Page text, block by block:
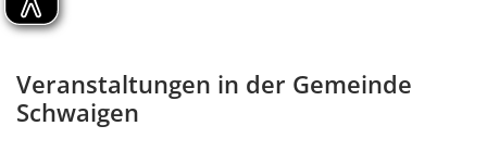
Veranstaltungen in der Gemeinde
Schwaigen